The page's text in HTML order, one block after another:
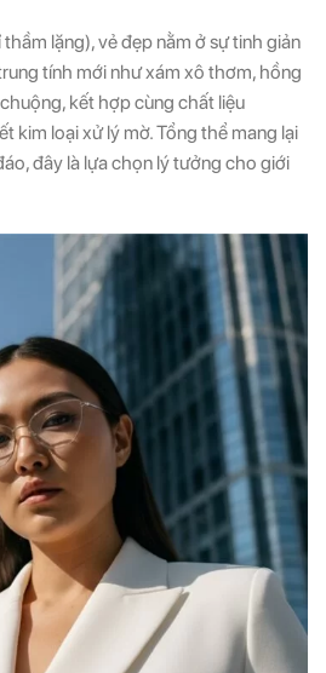
lặng), vẻ đẹp nằm ở sự tinh giản
tính mới như xám xô thơm, hồng
kết hợp cùng chất liệu
kim loại xử lý mờ. Tổng thể mang lại
đây là lựa chọn lý tưởng cho giới